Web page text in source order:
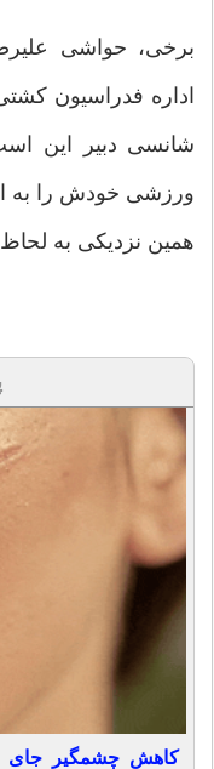
برخی، حواشی
اداره فدراسیون
شانسی دبیر این
ورزشی خودش را به
همین نزدیکی به